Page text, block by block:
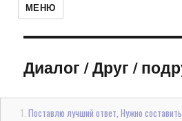
МЕНЮ
Диалог/Друг /
Поставлю лучший ответ, Нужно